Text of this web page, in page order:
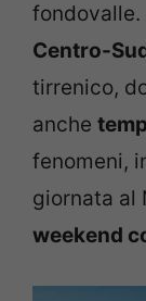
fondovalle.
Centro-
tirrenico,
anche
fenomeni,
giornata al
weekend